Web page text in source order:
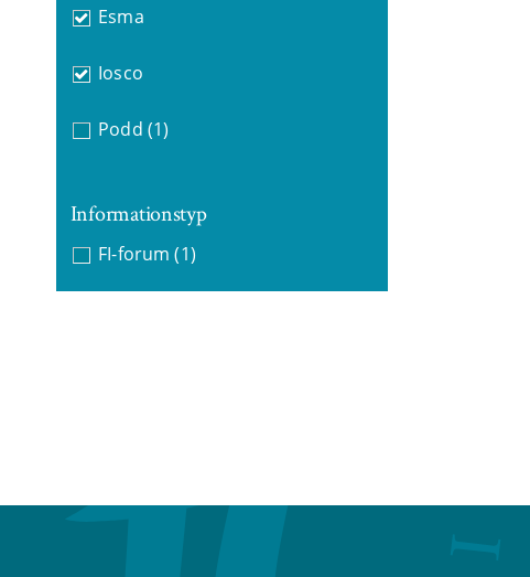
Esma
Iosco
Podd (1)
Informationstyp
FI-forum (1)